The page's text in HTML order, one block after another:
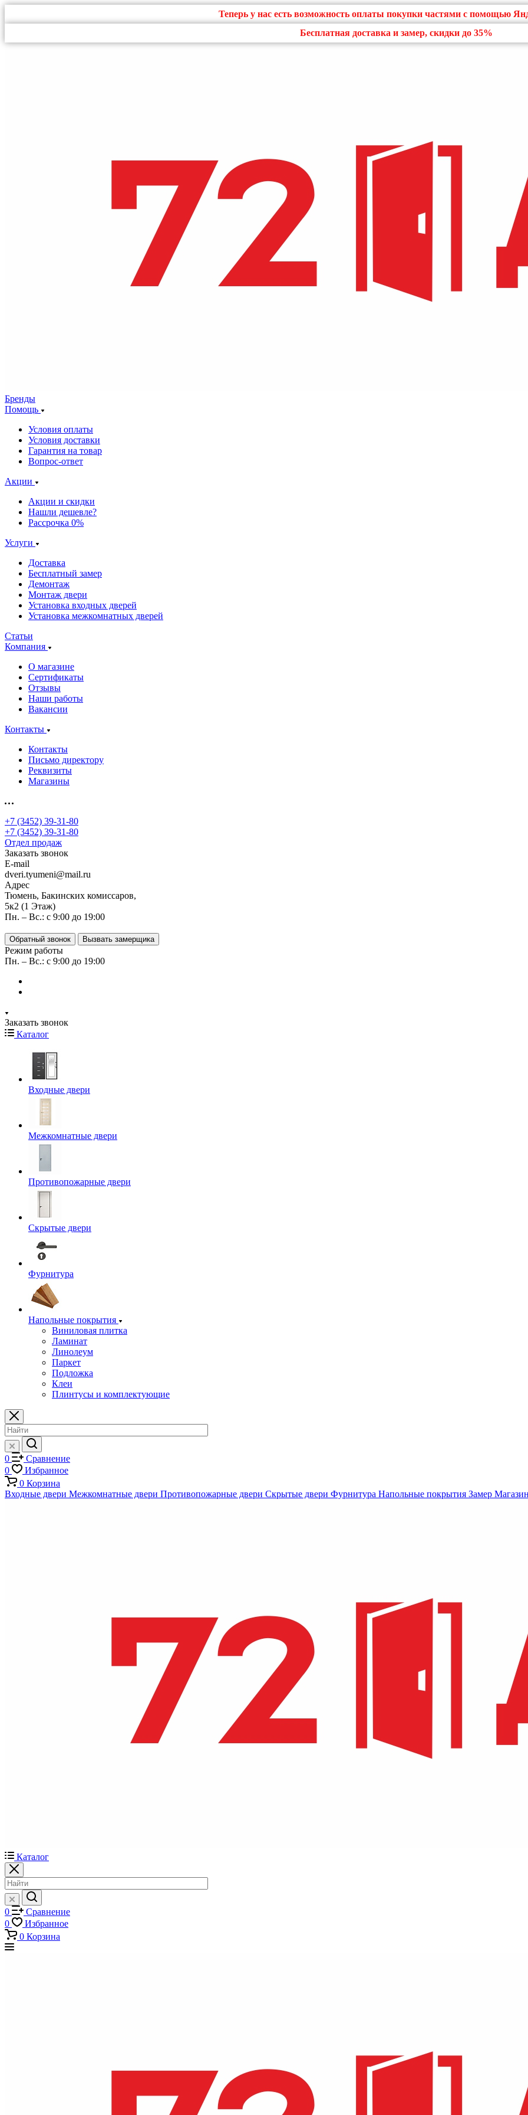
Теперь у нас есть возможность оплаты покупки частями с помощью
Бесплатная доставка и замер, скидки до 35%
Бренды
Помощь
Условия оплаты
Условия доставки
Гарантия на товар
Вопрос-ответ
Акции
Акции и скидки
Нашли дешевле?
Рассрочка 0%
Услуги
Доставка
Бесплатный замер
Демонтаж
Монтаж двери
Установка входных дверей
Установка межкомнатных дверей
Статьи
Компания
О магазине
Сертификаты
Отзывы
Наши работы
Вакансии
Контакты
Контакты
Письмо директору
Реквизиты
Магазины
+7 (3452) 39-31-80
+7 (3452) 39-31-80
Отдел продаж
Заказать звонок
E-mail
dveri.tyumeni@mail.ru
Адрес
Тюмень, Бакинских комиссаров,
5к2 (1 Этаж)
Пн. – Вс.: с 9:00 до 19:00
Обратный звонок Вызвать замерщика
Режим работы
Пн. – Вс.: с 9:00 до 19:00
Заказать звонок
Каталог
Входные двери
Межкомнатные двери
Противопожарные двери
Скрытые двери
Фурнитура
Напольные покрытия
Виниловая плитка
Ламинат
Линолеум
Паркет
Подложка
Клеи
Плинтусы и комплектующие
0
Сравнение
0
Избранное
0 Корзина
Входные двери Межкомнатные двери Противопожарные двери Скрытые двери Фурнитура Напольные покрытия Замер
Каталог
0
Сравнение
0
Избранное
0 Корзина